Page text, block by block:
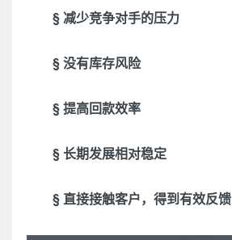
§ 减少竞争对手的压力
§ 没有库存风险
§ 提高回款效率
§ 长期发展相对稳定
§ 直接接触客户，得到有效反馈